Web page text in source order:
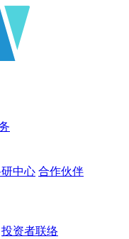
中心 合作伙伴
投资者联络